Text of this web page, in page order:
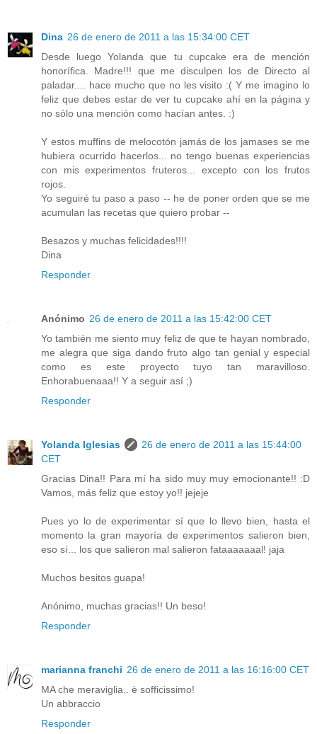
Dina 26 de enero de 2011 a las 15:34:00 CET
Desde luego Yolanda que tu cupcake era de mención
honorífica. Madre!!! que me disculpen los de Directo al
paladar.... hace mucho que no les visito :( Y me imagino lo
feliz que debes estar de ver tu cupcake ahí en la página y
no sólo una mención como hacían antes. :)
Y estos muffins de melocotón jamás de los jamases se me
hubiera ocurrido hacerlos... no tengo buenas experiencias
con mis experimentos fruteros... excepto con los frutos
rojos.
Yo seguiré tu paso a paso -- he de poner orden que se me
acumulan las recetas que quiero probar --
Besazos y muchas felicidades!!!!
Dina
Responder
Anónimo 26 de enero de 2011 a las 15:42:00 CET
Yo también me siento muy feliz de que te hayan nombrado,
me alegra que siga dando fruto algo tan genial y especial
como es este proyecto tuyo tan maravilloso.
Enhorabuenaaa!! Y a seguir así ;)
Responder
Yolanda Iglesias
26 de enero de 2011 a las 15:44:00
CET
Gracias Dina!! Para mí ha sido muy muy emocionante!! :D
Vamos, más feliz que estoy yo!! jejeje
Pues yo lo de experimentar sí que lo llevo bien, hasta el
momento la gran mayoría de experimentos salieron bien,
eso sí... los que salieron mal salieron fataaaaaaal! jaja
Muchos besitos guapa!
Anónimo, muchas gracias!! Un beso!
Responder
marianna franchi 26 de enero de 2011 a las 16:16:00 CET
MA che meraviglia.. è sofficissimo!
Un abbraccio
Responder